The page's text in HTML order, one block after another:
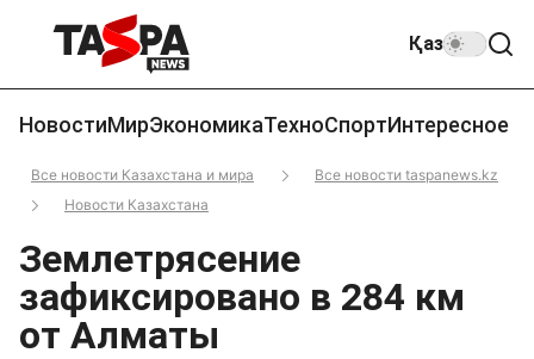
Қаз
НовостиМирЭкономикаТехноСпортИнтересное
Все новости Казахстана и мира
Все новости taspanews.kz
Новости Казахстана
Землетрясение
зафиксировано в 284 км
от Алматы